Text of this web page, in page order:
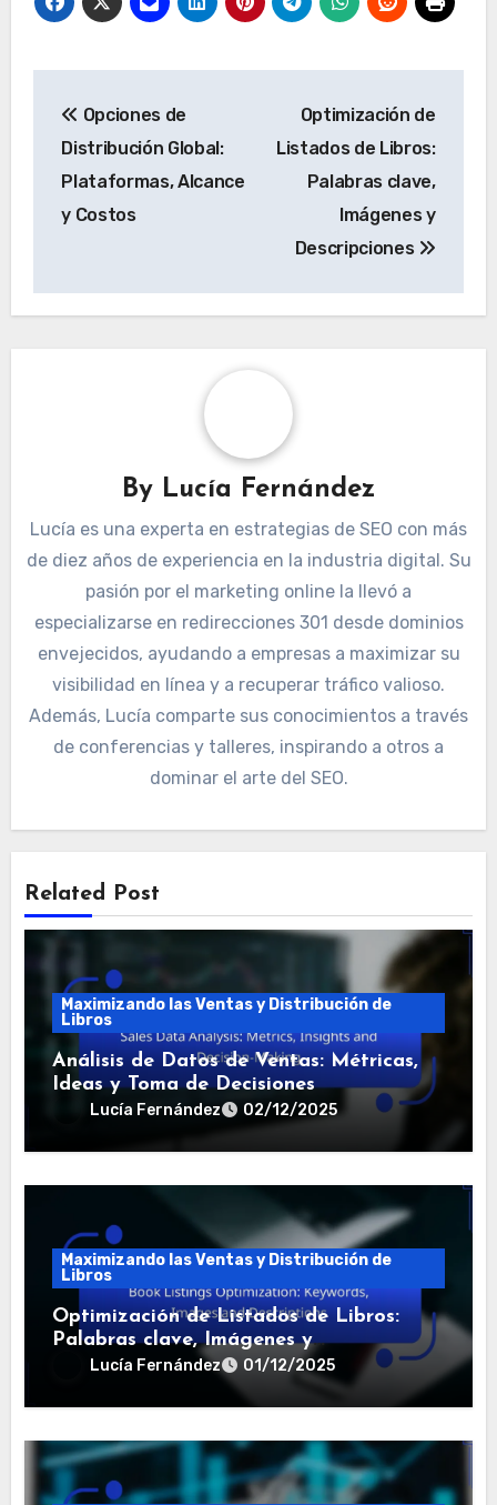
navigation
Opciones de
Distribución Global:
Plataformas, Alcance
y Costos
Optimización de
Listados de Libros:
Palabras clave,
Imágenes y
Descripciones
By Lucía Fernández
Lucía es una experta en estrategias de SEO con más
de diez años de experiencia en la industria digital. Su
pasión por el marketing online la llevó a
especializarse en redirecciones 301 desde dominios
envejecidos, ayudando a empresas a maximizar su
visibilidad en línea y a recuperar tráfico valioso.
Además, Lucía comparte sus conocimientos a través
de conferencias y talleres, inspirando a otros a
dominar el arte del SEO.
Related Post
Maximizando las Ventas y Distribución de
Libros
Análisis de Datos de Ventas: Métricas,
Ideas y Toma de Decisiones
Lucía Fernández 02/12/2025
Maximizando las Ventas y Distribución de
Libros
Optimización de Listados de Libros:
Palabras clave, Imágenes y
Descripciones
Lucía Fernández 01/12/2025